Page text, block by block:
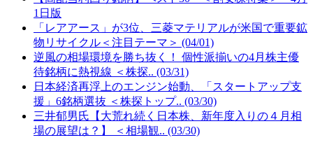
1日版
「レアアース」が3位、三菱マテリアルが米国で重要鉱
物リサイクル＜注目テーマ＞ (04/01)
逆風の相場環境を勝ち抜く！ 個性派揃いの4月株主優
待銘柄に熱視線 ＜株探.. (03/31)
日本経済再浮上のエンジン始動、「スタートアップ支
援」6銘柄選抜 ＜株探トップ.. (03/30)
三井郁男氏【大荒れ続く日本株、新年度入りの４月相
場の展望は？】 ＜相場観.. (03/30)